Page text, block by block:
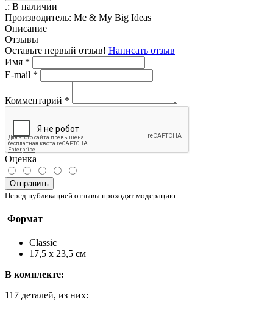
.: В наличии
Производитель: Me & My Big Ideas
Описание
Отзывы
Оставьте первый отзыв! Написать отзыв
Имя *
E-mail *
Комментарий *
Оценка
Отправить
Перед публикацией отзывы проходят модерацию
Формат
Classic
17,5 х 23,5 см
В комплекте:
117 деталей, из них: